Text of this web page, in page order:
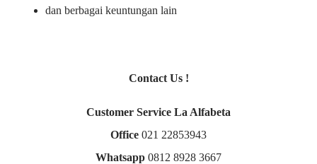
dan berbagai keuntungan lain
Contact Us !
Customer Service La Alfabeta
Office 021 22853943
Whatsapp 0812 8928 3667